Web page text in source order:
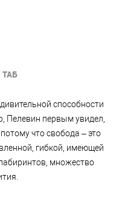
способности
Пелевин первым увидел,
что свобода – это
гибкой, имеющей
множество